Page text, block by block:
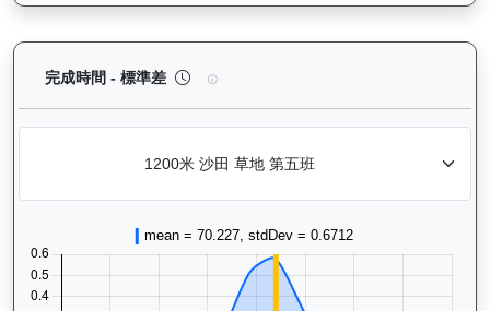
完成時間 - 標準差 閃耀威龍（G427）— 完成時間標準差